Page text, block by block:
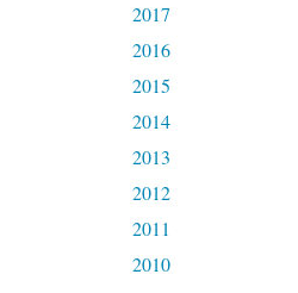
2017
2016
2015
2014
2013
2012
2011
2010